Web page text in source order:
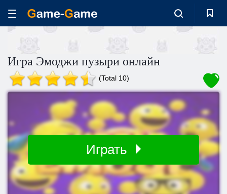
Игра Эмоджи пузыри онлайн
(Total 10)
Играть